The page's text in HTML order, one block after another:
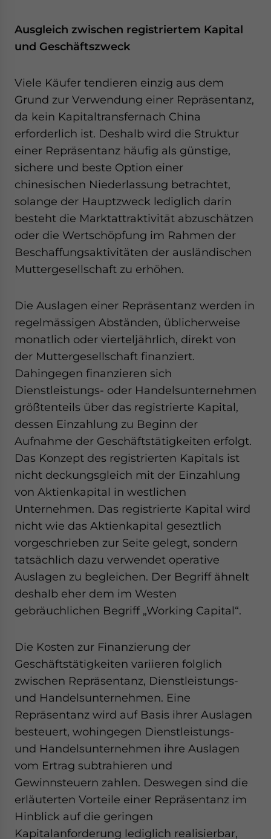
Ausgleich zwischen registriertem Kapital
und Geschäftszweck
Viele Käufer tendieren einzig aus dem
Grund zur Verwendung einer Repräsentanz,
da kein Kapitaltransfernach China
erforderlich ist. Deshalb wird die Struktur
einer Repräsentanz häufig als günstige,
sichere und beste Option einer
chinesischen Niederlassung betrachtet,
solange der Hauptzweck lediglich darin
besteht die Marktattraktivität abzuschätzen
oder die Wertschöpfung im Rahmen der
Beschaffungsaktivitäten der ausländischen
Muttergesellschaft zu erhöhen.
Die Auslagen einer Repräsentanz werden in
regelmässigen Abständen, üblicherweise
monatlich oder vierteljährlich, direkt von
der Muttergesellschaft finanziert.
Dahingegen finanzieren sich
Dienstleistungs- oder Handelsunternehmen
größtenteils über das registrierte Kapital,
dessen Einzahlung zu Beginn der
Aufnahme der Geschäftstätigkeiten erfolgt.
Das Konzept des registrierten Kapitals ist
nicht deckungsgleich mit der Einzahlung
von Aktienkapital in westlichen
Unternehmen. Das registrierte Kapital wird
nicht wie das Aktienkapital geseztlich
vorgeschrieben zur Seite gelegt, sondern
tatsächlich dazu verwendet operative
Auslagen zu begleichen. Der Begriff ähnelt
deshalb eher dem im Westen
gebräuchlichen Begriff „Working Capital“.
Die Kosten zur Finanzierung der
Geschäftstätigkeiten variieren folglich
zwischen Repräsentanz, Dienstleistungs-
und Handelsunternehmen. Eine
Repräsentanz wird auf Basis ihrer Auslagen
besteuert, wohingegen Dienstleistungs-
und Handelsunternehmen ihre Auslagen
vom Ertrag subtrahieren und
Gewinnsteuern zahlen. Deswegen sind die
erläuterten Vorteile einer Repräsentanz im
Hinblick auf die geringen
Kapitalanforderung lediglich realisierbar,